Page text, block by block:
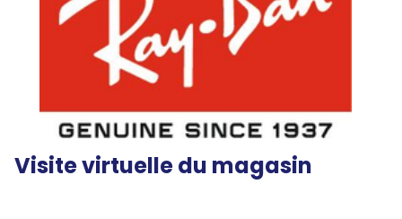
Visite virtuelle du magasin